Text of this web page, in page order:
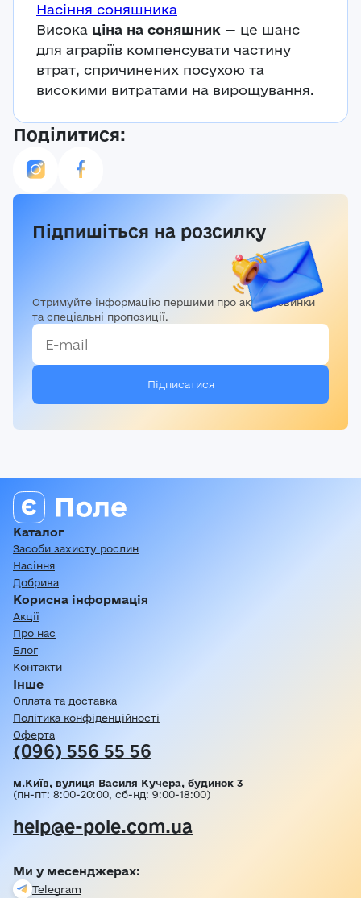
Поділитися:
Підпишіться на розсилку
Отримуйте інформацію першими про акції, новинки
та спеціальні пропозиції.
Насіння соняшника
Висока ціна на соняшник — це шанс
для аграріїв компенсувати частину
втрат, спричинених посухою та
високими витратами на вирощування.
Каталог
Засоби захисту рослин
Насіння
Добрива
Корисна інформація
Акції
Про нас
Блог
Контакти
Інше
Оплата та доставка
Політика конфіденційності
Оферта
(096) 556 55 56
м.Київ, вулиця Василя Кучера, будинок 3
(пн-пт: 8:00-20:00, сб-нд: 9:00-18:00)
help@e-pole.com.ua
Ми у месенджерах:
Telegram